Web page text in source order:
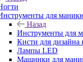
для
Назад
Инструменты для
Кисти для
Лампы LED
Машинки для